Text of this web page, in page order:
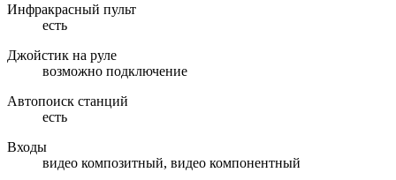
Инфракрасный пульт
есть
Джойстик на руле
возможно подключение
Автопоиск станций
есть
Входы
видео композитный, видео компонентный